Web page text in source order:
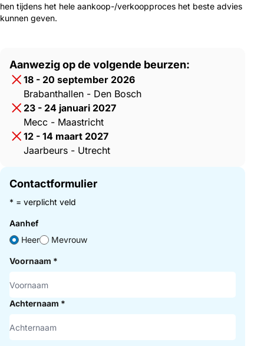
hen tijdens het hele aankoop-/verkoopproces het beste advies
kunnen geven.
Aanwezig op de volgende beurzen:
18 - 20 september 2026
Brabanthallen - Den Bosch
23 - 24 januari 2027
Mecc - Maastricht
12 - 14 maart 2027
Jaarbeurs - Utrecht
Contactformulier
* = verplicht veld
Aanhef
Heer
Mevrouw
Voornaam *
Achternaam *